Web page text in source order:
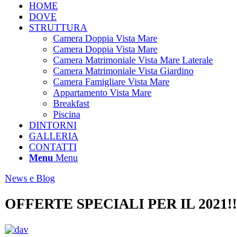
HOME
DOVE
STRUTTURA
Camera Doppia Vista Mare
Camera Doppia Vista Mare
Camera Matrimoniale Vista Mare Laterale
Camera Matrimoniale Vista Giardino
Camera Famigliare Vista Mare
Appartamento Vista Mare
Breakfast
Piscina
DINTORNI
GALLERIA
CONTATTI
Menu Menu
News e Blog
OFFERTE SPECIALI PER IL